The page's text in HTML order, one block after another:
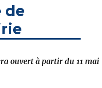
de
ouvert à partir du 11 mai